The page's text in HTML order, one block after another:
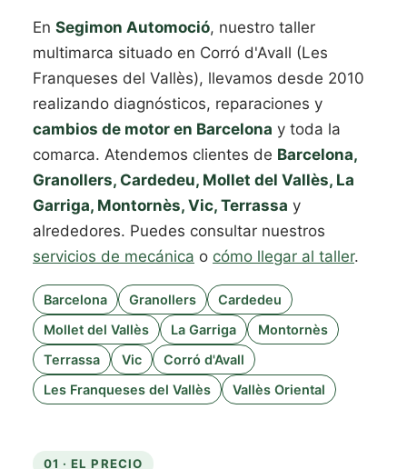
En Segimon Automoció, nuestro taller
multimarca situado en Corró d'Avall (Les
Franqueses del Vallès), llevamos desde 2010
realizando diagnósticos, reparaciones y
cambios de motor en Barcelona y toda la
comarca. Atendemos clientes de Barcelona,
Granollers, Cardedeu, Mollet del Vallès, La
Garriga, Montornès, Vic, Terrassa y
alrededores. Puedes consultar nuestros
servicios de mecánica o cómo llegar al taller.
Barcelona Granollers
Cardedeu
Mollet del Vallès
La Garriga
Montornès
Terrassa
Vic
Corró d'Avall
Les Franqueses del Vallès
Vallès Oriental
01 · EL PRECIO